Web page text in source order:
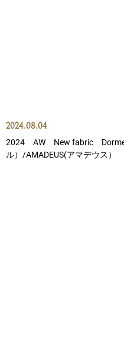
2024.08.04
2024 AW New fabric
ル）/AMADEUS(アマデウス）